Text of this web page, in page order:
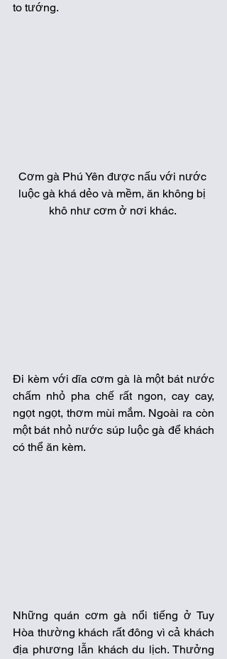
to tướng.
Cơm gà Phú Yên được nấu với nước
luộc gà khá dẻo và mềm, ăn không bị
khô như cơm ở nơi khác.
Đi kèm với dĩa cơm gà là một bát nước
chấm nhỏ pha chế rất ngon, cay cay,
ngọt ngọt, thơm mùi mắm. Ngoài ra còn
một bát nhỏ nước súp luộc gà để khách
có thể ăn kèm.
Những quán cơm gà nổi tiếng ở Tuy
Hòa thường khách rất đông vì cả khách
địa phương lẫn khách du lịch. Thưởng